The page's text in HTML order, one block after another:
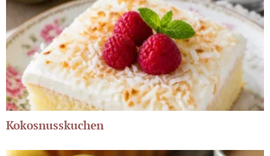
Kokosnusskuchen